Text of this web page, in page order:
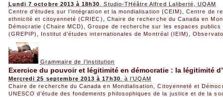
Lundi 7 octobre 2013 à 18h30
, Studio-THéâtre Alfred Laliberté, UQAM
Centre d’études sur l’intégration et la mondialisation (CEIM)
,Centre de
ethnicité et citoyenneté (CRIEC)
Chaire de recherche du Canada en
Démocratie (Chaire MCD)
,Groupe de recherche sur les espaces
(GREPIP)
Institut d’études internationales de Montréal (IEIM) ,
Grammaire de l’institution
Exercice du pouvoir et légitimité en démocratie : la légitimité
Mercredi 25 septembre 2013 à 17h30 , à l’UQAM
Chaire de recherche du Canada en Mondialisation, Citoyenneté et
UNESCO d’étude des fondements philosophiques de la justice et de la